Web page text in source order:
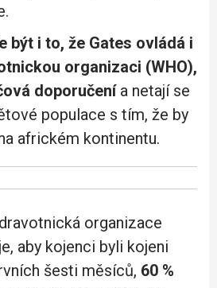
být i to, že Gates ovládá i
organizaci (WHO),
doporučení a netají se
populace s tím, že by
africkém kontinentu.
organizace
aby kojenci byli kojeni
šesti měsíců, 60 %